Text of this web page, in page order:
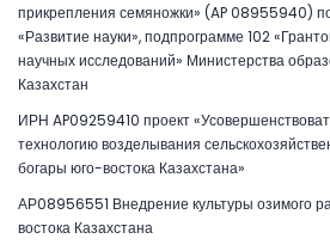
прикрепления семяножки» (AP 08955940)
«Развитие науки», подпрограмме 102
научных исследований» Министерства
Казахстан
ИРН AP09259410 проект
технологию возделывания
богары юго-востока Казахстана»
АР08956551 Внедрение культуры озимого
востока Казахстана